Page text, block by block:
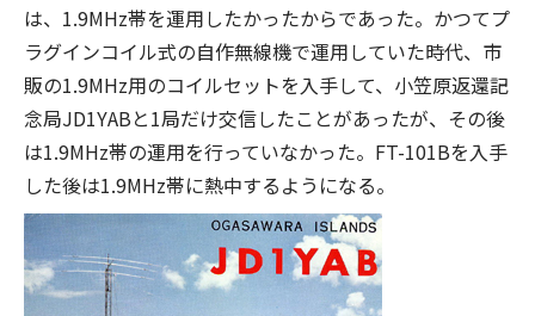
は、1.9MHz帯を運用したかったからであった。かつてプ
ラグインコイル式の自作無線機で運用していた時代、市
販の1.9MHz用のコイルセットを入手して、小笠原返還記
念局JD1YABと1局だけ交信したことがあったが、その後
は1.9MHz帯の運用を行っていなかった。FT-101Bを入手
した後は1.9MHz帯に熱中するようになる。